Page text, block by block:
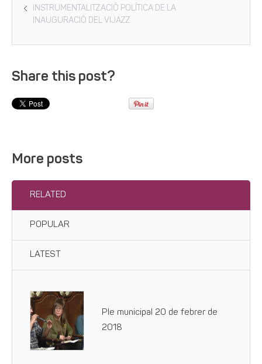
INSTRUMENTALITZACIÓ POLÍTICA DE LA
INAUGURACIÓ DEL VIJAZZ
Share this post?
More posts
RELATED
POPULAR
LATEST
Ple municipal 20 de febrer de
2018